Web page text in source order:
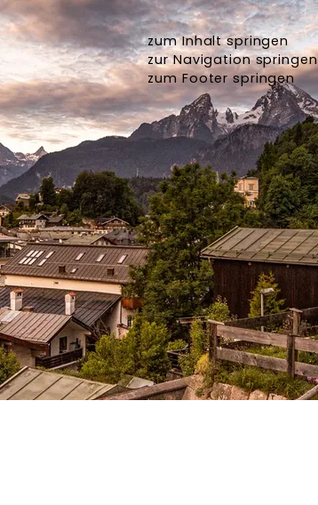
zum Inhalt springen
zur Navigation springen
zum Footer springen